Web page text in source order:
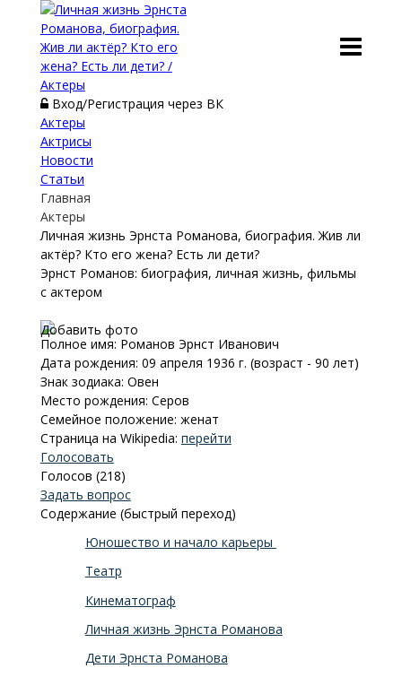
Вход/Регистрация через ВК
Актеры
Актрисы
Новости
Статьи
Главная
Актеры
Личная жизнь Эрнста Романова, биография. Жив ли
актёр? Кто его жена? Есть ли дети?
Эрнст Романов: биография, личная жизнь, фильмы
с актером
Добавить фото
Полное имя: Романов Эрнст Иванович
Дата рождения: 09 апреля 1936 г. (возраст - 90 лет)
Знак зодиака: Овен
Место рождения: Серов
Семейное положение: женат
Страница на Wikipedia: перейти
Голосовать
Голосов (218)
Задать вопрос
Содержание (быстрый переход)
Юношество и начало карьеры
Театр
Кинематограф
Личная жизнь Эрнста Романова
Дети Эрнста Романова